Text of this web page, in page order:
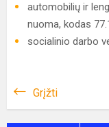
automobilių ir
nuoma, kodas
socialinio darbo
Grįžti